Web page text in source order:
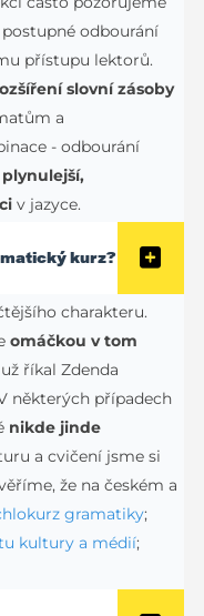
odbourání
přístupu lektorů.
slovní zásoby
a
- odbourání
plynulejší,
v jazyce.
kurz?
charakteru.
omáčkou v tom
říkal Zdenda
některých případech
nikde jinde
a cvičení jsme si
že na českém a
gramatiky;
kultury a médií;